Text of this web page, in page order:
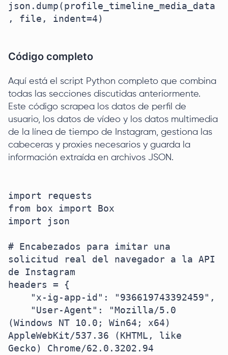
json.dump(profile_timeline_media_data
, file, indent=4)
Código completo
Aquí está el script Python completo que combina
todas las secciones discutidas anteriormente.
Este código scrapea los datos de perfil de
usuario, los datos de vídeo y los datos multimedia
de la línea de tiempo de Instagram, gestiona las
cabeceras y proxies necesarios y guarda la
información extraída en archivos JSON.
import requests
from box import Box
import json
# Encabezados para imitar una
solicitud real del navegador a la API
de Instagram
headers = {
(Windows NT 10.0; Win64; x64)
AppleWebKit/537.36 (KHTML, like
Gecko) Chrome/62.0.3202.94